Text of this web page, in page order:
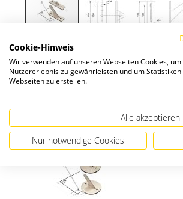
Zum
Anfang
der
springen
Wir haben andere
Cookie-Hinweis
Wir verwenden auf unseren Webseiten Cookies,
Nutzererlebnis zu gewährleisten und um
Webseiten zu erstellen.
Alle akzeptieren
Nur notwendige Cookies